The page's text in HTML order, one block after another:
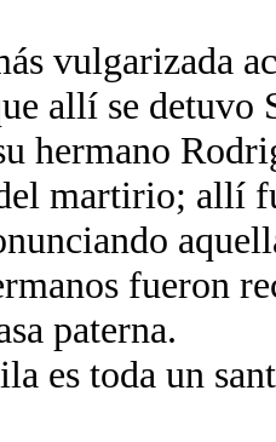
vulgarizada
allí se detuvo
hermano
martirio; allí
fueron
paterna.
es toda un